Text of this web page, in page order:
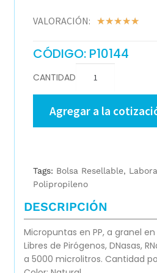
VALORACIÓN: ☆☆☆☆☆
CÓDIGO: P10144
CANTIDAD
Agregar a la
Tags: Bolsa Resellable,
Polipropileno
DESCRIPCIÓN
Micropuntas en PP, a granel
Libres de Pirógenos, DNasas,
a 5000 microlitros. Cantidad